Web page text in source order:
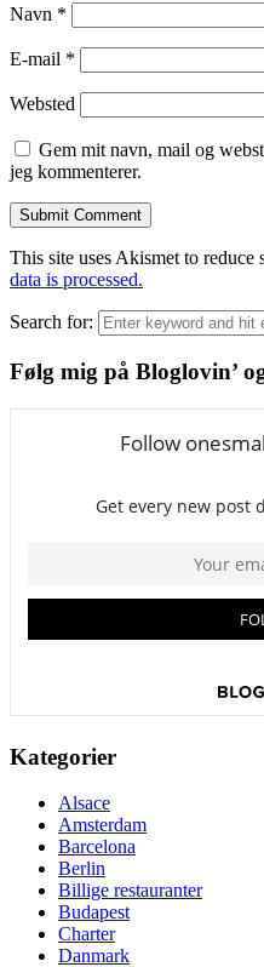
Navn *
E-mail *
Websted
Gem mit navn, mail og
jeg kommenterer.
This site uses Akismet to reduce
data is processed.
Search for:
Følg mig på Bloglovin’
Kategorier
Alsace
Amsterdam
Barcelona
Berlin
Billige restauranter
Budapest
Charter
Danmark